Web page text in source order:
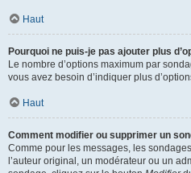
Haut
Pourquoi ne puis-je pas ajouter plus
Le nombre d’options maximum par
vous avez besoin d’indiquer plus
Haut
Comment modifier ou supprimer un
Comme pour les messages, les
l’auteur original, un modérateur ou un